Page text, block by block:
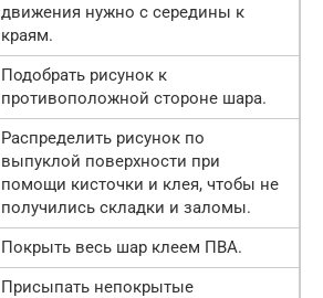
движения нужно с середины к
краям.
Подобрать рисунок к
противоположной стороне шара.
Распределить рисунок по
выпуклой поверхности при
помощи кисточки и клея, чтобы не
получились складки и заломы.
Покрыть весь шар клеем ПВА.
Присыпать непокрытые